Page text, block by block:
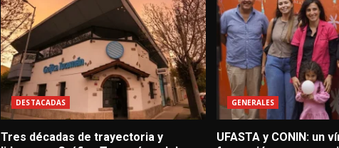
DESTACADAS
Tres décadas de trayectoria y
GENERALES
UFASTA y CONIN: un